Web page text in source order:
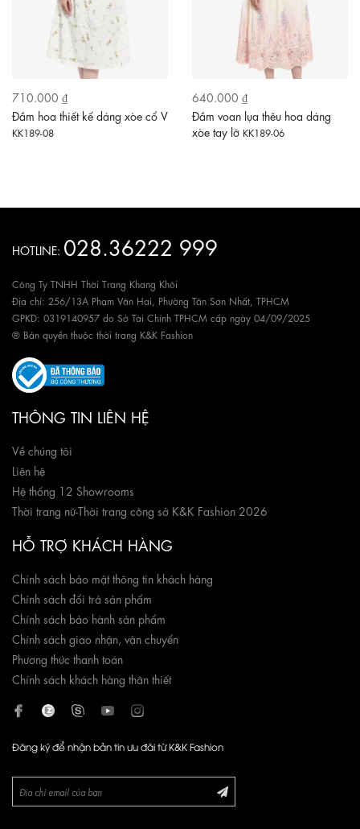
710.000 ₫
Đầm hoa thiết kế dáng xòe cổ V
KK189-08
640.000 ₫
Đầm voan lụa thêu hoa dáng
xòe tay lỡ KK189-06
HOTLINE: 028.36222 999
Công Ty TNHH Thời Trang Khang Khôi
Địa chỉ: 256/13A Phạm Văn Hai, Phường Tân Sơn Nhất, TPHCM
GPKD: 0319140957 do Sở Tài Chính TPHCM cấp ngày 04/09/2025
® Bản quyền thuộc thời trang K&K Fashion
THÔNG TIN LIÊN HỆ
Về chúng tôi
Liên hệ
Hệ thống 12 Showrooms
Thời trang nữ-Thời trang công sở K&K Fashion 2026
HỖ TRỢ KHÁCH HÀNG
Chính sách bảo mật thông tin khách hàng
Chính sách đổi trả sản phẩm
Chính sách bảo hành sản phẩm
Chính sách giao nhận, vận chuyển
Phương thức thanh toán
Chính sách khách hàng thân thiết
Đăng ký để nhận bản tin ưu đãi từ K&K Fashion